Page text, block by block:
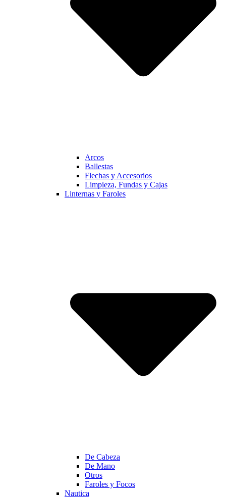
Arcos
Ballestas
Flechas y Accesorios
Limpieza, Fundas y Cajas
Linternas y Faroles
De Cabeza
De Mano
Otros
Faroles y Focos
Nautica